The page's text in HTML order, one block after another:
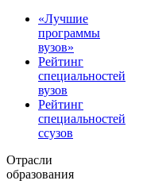
«Лучшие
программы
вузов»
Рейтинг
специальностей
вузов
Рейтинг
специальностей
ссузов
Отрасли
образования